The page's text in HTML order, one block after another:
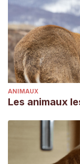
ANIMAUX
Les animaux